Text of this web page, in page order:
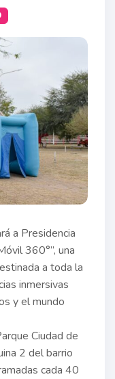
a Presidencia
360°”, una
a toda la
inmersivas
y el mundo
Ciudad de
2 del barrio
cada 40